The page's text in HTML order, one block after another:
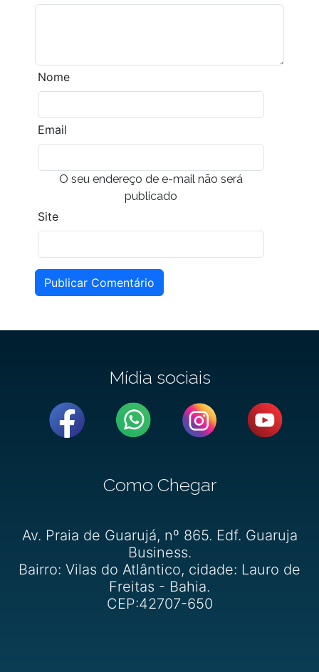
Nome
Email
O seu endereço de e-mail não será
publicado
Site
Publicar Comentário
Mídia sociais
Como Chegar
Av. Praia de Guarujá, nº 865. Edf. Guaruja
Business.
Bairro: Vilas do Atlântico, cidade: Lauro de
Freitas - Bahia.
CEP:42707-650